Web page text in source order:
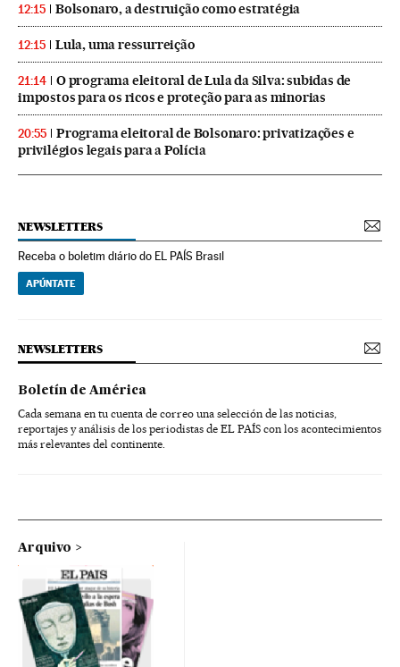
12:15 Bolsonaro, a destruição como estratégia
12:15 Lula, uma ressurreição
21:14
O programa eleitoral de Lula da Silva: subidas de
impostos para os ricos e proteção para as minorias
20:55
Programa eleitoral de Bolsonaro: privatizações e
privilégios legais para a Polícia
NEWSLETTERS
Receba o boletim diário do EL PAÍS Brasil
APÚNTATE
NEWSLETTERS
Boletín de América
Cada semana en tu cuenta de correo una selección de las noticias,
reportajes y análisis de los periodistas de EL PAÍS con los acontecimientos
más relevantes del continente.
Arquivo